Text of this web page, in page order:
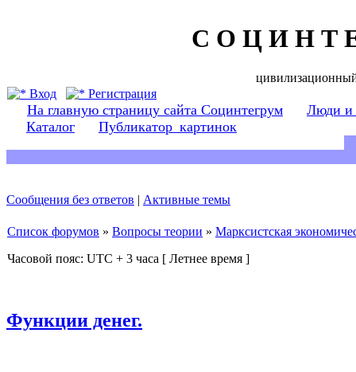
С О Ц И Н Т
Вход
Регистрация
На главную страницу сайта Социнтегрум
Люди и
Каталог
Публикатор_картинок
Сообщения без ответов | Активные темы
Список форумов » Вопросы теории » Марксистская
Часовой пояс: UTC + 3 часа [ Летнее время ]
Функции денег.